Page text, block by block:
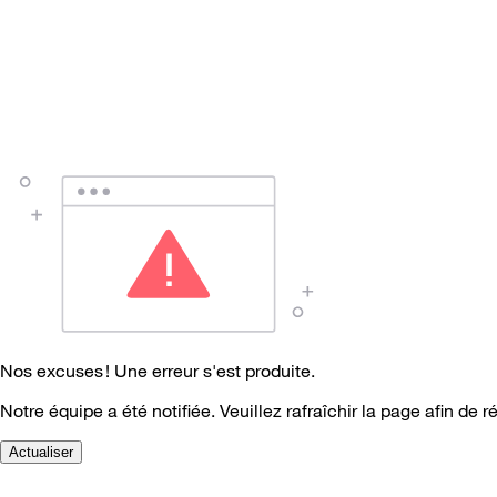
Nos excuses ! Une erreur s'est produite.
Notre équipe a été notifiée. Veuillez rafraîchir la page afin de
Actualiser